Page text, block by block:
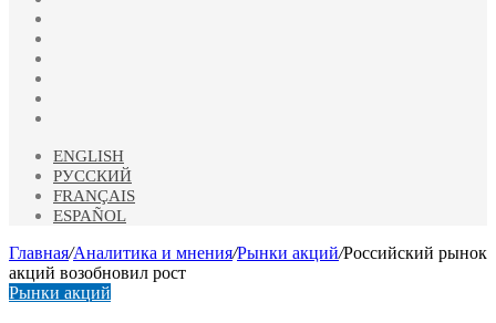
ENGLISH
РУССКИЙ
FRANÇAIS
ESPAÑOL
Главная/Аналитика и мнения/Рынки акций/Российский рынок
акций возобновил рост
Рынки акций